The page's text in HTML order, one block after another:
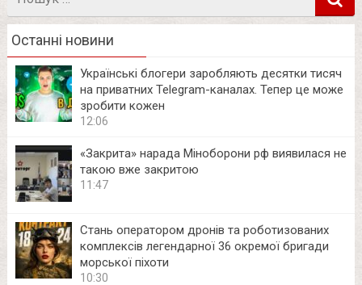
Останні новини
Українські блогери заробляють десятки тисяч
на приватних Telegram-каналах. Тепер це може
зробити кожен
12:06
«Закрита» нарада Міноборони рф виявилася не
такою вже закритою
11:47
Стань оператором дронів та роботизованих
комплексів легендарної 36 окремої бригади
морської піхоти
10:30